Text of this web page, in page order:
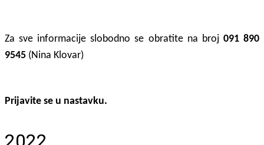
Za sve informacije slobodno se obratite na broj 091 890
9545 (Nina Klovar)
Prijavite se u nastavku.